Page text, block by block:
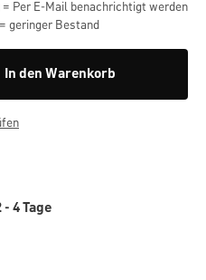
= Per E-Mail benachrichtigt werden
= geringer Bestand
In den Warenkorb
4 Tage